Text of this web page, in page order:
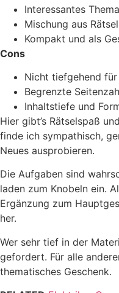
Interessantes
Mischung aus
Kompakt und als
Cons
Nicht tiefgehend
Begrenzte
Inhaltstiefe und
Hier gibt’s Rätselspaß
finde ich sympathisch,
Neues ausprobieren.
Die Aufgaben sind
laden zum Knobeln ein.
Ergänzung zum
her.
Wer sehr tief in der
gefordert. Für alle
thematisches Geschenk.